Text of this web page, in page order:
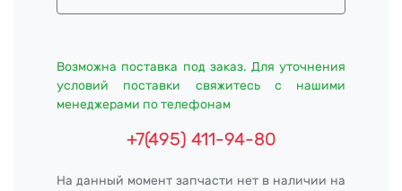
Возможна поставка под заказ. Для уточнения
условий поставки свяжитесь с нашими
менеджерами по телефонам
+7(495) 411-94-80
На данный момент запчасти нет в наличии на